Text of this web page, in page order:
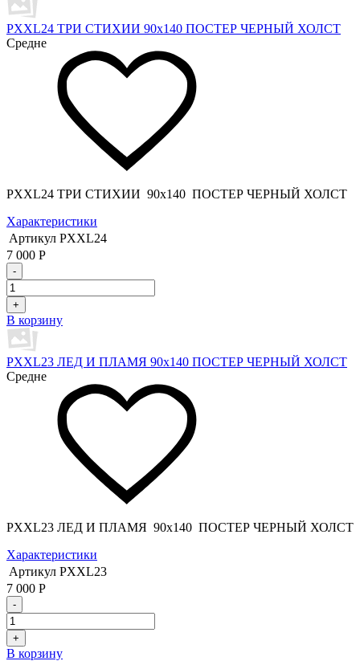
PXXL24 ТРИ СТИХИИ 90x140 ПОСТЕР ЧЕРНЫЙ ХОЛСТ
Средне
PXXL24 ТРИ СТИХИИ 90x140 ПОСТЕР ЧЕРНЫЙ ХОЛСТ
Характеристики
Артикул PXXL24
7 000 Р
-
+
В корзину
PXXL23 ЛЕД И ПЛАМЯ 90x140 ПОСТЕР ЧЕРНЫЙ ХОЛСТ
Средне
PXXL23 ЛЕД И ПЛАМЯ 90x140 ПОСТЕР ЧЕРНЫЙ ХОЛСТ
Характеристики
Артикул PXXL23
7 000 Р
-
+
В корзину